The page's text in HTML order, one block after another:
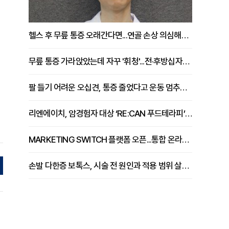
헬스 후 무릎 통증 오래간다면...연골 손상 의심해야 [김상범 원장 칼럼]
무릎 통증 가라앉았는데 자꾸 '휘청'...전·후방십자인대 파열 확인해야 [곽우경 원장 칼럼]
팔 들기 어려운 오십견, 통증 줄었다고 운동 멈추면 안 되는 이유 [이병욱 원장 칼럼]
리엔에이치, 암경험자 대상 ‘RE:CAN 푸드테라피’ 운영
MARKETING SWITCH 플랫폼 오픈...통합 온라인 마케팅 서비스 확대
손발 다한증 보톡스, 시술 전 원인과 적용 범위 살펴야 [강윤일 원장 칼럼]